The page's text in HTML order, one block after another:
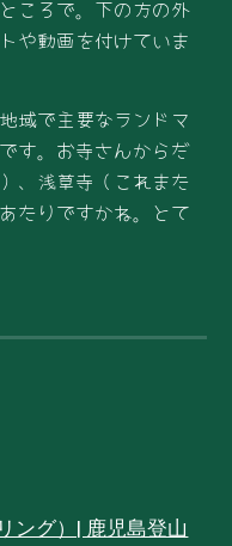
ころで。下の方の外
や動画を付けていま
域で主要なランドマ
す。お寺さんからだ
、浅草寺（これまた
たりですかね。とて
ング）| 鹿児島登山